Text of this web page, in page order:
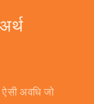
अवधि जो